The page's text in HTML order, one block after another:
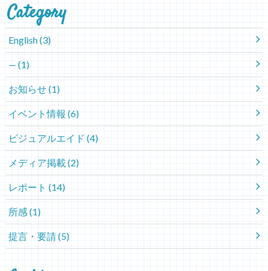
Category
English(3)
— (1)
お知らせ(1)
イベント情報 (6)
ビジュアルエイド (4)
メディア掲載(2)
レポート (14)
所感(1)
提言・要請(5)